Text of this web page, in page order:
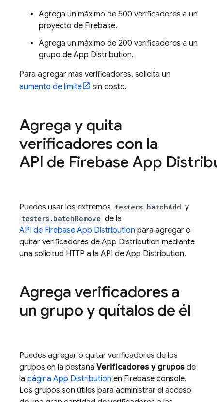
Agrega un máximo de 500 verificadores a un
proyecto de Firebase.
Agrega un máximo de 200 verificadores a un
grupo de App Distribution.
Para agregar más verificadores, solicita un
aumento de límite
sin costo.
Agrega y quita
verificadores con la
API de Firebase App
Puedes usar los extremos testers.batchAdd y
testers.batchRemove de la
API de Firebase App Distribution para agregar o
quitar verificadores de App Distribution mediante
una solicitud HTTP a la API de App Distribution.
Agrega verificadores a
un grupo y quítalos de él
Puedes agregar o quitar verificadores de los
grupos en la pestaña Verificadores y gruposde
la página App Distribution en Firebase console.
Los grupos son útiles para administrar el acceso